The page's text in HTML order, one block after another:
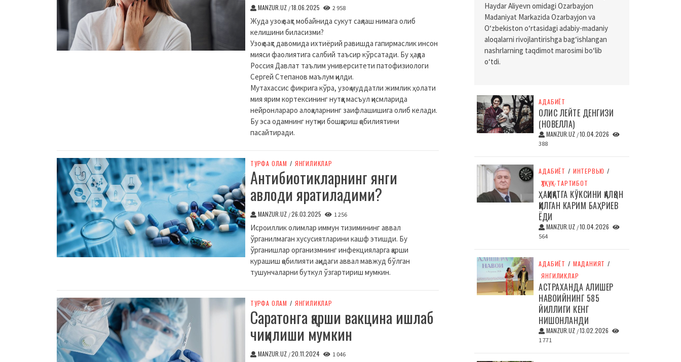
MANZUR.UZ /18.06.2025 2 958
Жуда узоқ вақт мобайнида сукут сақлаш нимага олиб
келишини биласизми?
Узоқ вақт давомида ихтиёрий равишда гапирмаслик инсон
мияси фаолиятига салбий таъсир кўрсатади. Бу ҳақда
Россия Давлат таълим университети патофизиологи
Сергей Степанов маълум қилди.
Мутахассис фикрига кўра, узоқ муддатли жимлик ҳолати
мия ярим кортексининг нутққа масъул қисмларида
нейронлараро алоқаларнинг заифлашишига олиб келади.
Бу эса одамнинг нутқни бошқариш қобилиятини
пасайтиради.
ТУРФА ОЛАМ / ЯНГИЛИКЛАР
Антибиотикларнинг янги
авлоди яратиладими?
MANZUR.UZ /26.03.2025 1 256
Исроиллик олимлар иммун тизимининг аввал
ўрганилмаган хусусиятларини кашф этишди. Бу
ўрганишлар организмнинг инфекцияларга қарши
курашиш қобилияти ақидаги аввал мавжуд бўлган
тушунчаларни буткул ўзгартириш мумкин.
ТУРФА ОЛАМ / ЯНГИЛИКЛАР
Саратонга қарши вакцина ишлаб
чиқилиши мумкин
MANZUR.UZ /20.11.2024 1 046
Haydar Aliyevn omidagi Ozarbayjon
Madaniyat Markazida Ozarbayjon va
O‘zbekiston o‘rtasidagi adabiy-madaniy
aloqalarni rivojlantirishga bag‘ishlangan
nashrlarning taqdimot marosimi bo‘lib
o‘tdi.
АДАБИЁТ
ОЛИС ЛЕЙТЕ ДЕНГИЗИ
(НОВЕЛЛА)
MANZUR.UZ /10.04.2026
388
АДАБИЁТ / ИНТЕРВЬЮ /
ҲУҚУҚ-ТАРТИБОТ
ҲАҚИҚАТГА КЎКСИНИ ҚАЛҚОН
ҚИЛГАН КАРИМ БАҲРИЕВ
ЁДИ
MANZUR.UZ /10.04.2026
564
АДАБИЁТ / МАДАНИЯТ /
ЯНГИЛИКЛАР
АСТРАХАНДА АЛИШЕР
НАВОИЙНИНГ 585
ЙИЛЛИГИ КЕНГ
НИШОНЛАНДИ
MANZUR.UZ /13.02.2026
1 771